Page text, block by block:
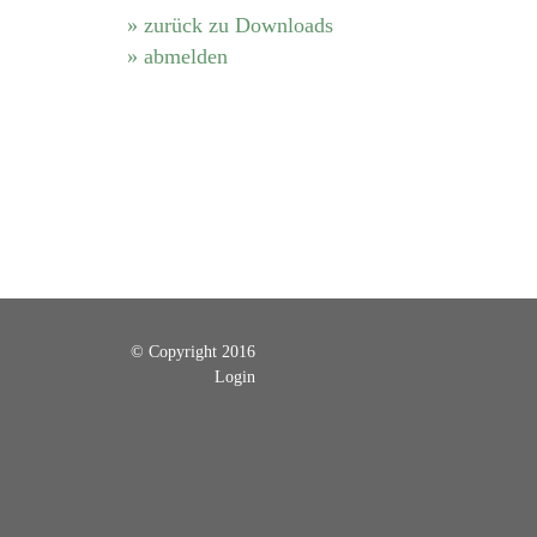
» zurück zu Downloads
» abmelden
© Copyright 2016
Login